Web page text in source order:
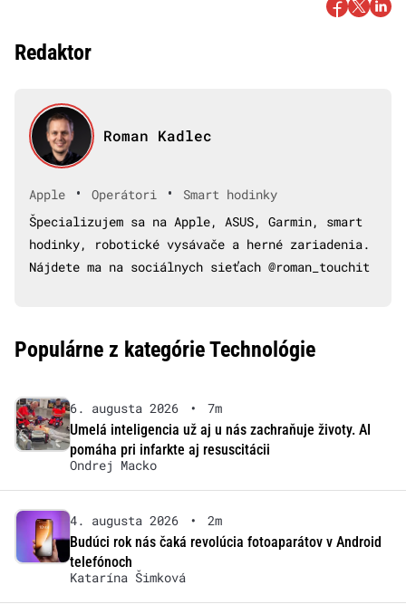
Redaktor
Roman Kadlec
Apple • Operátori •
Smart hodinky
Špecializujem sa na Apple, ASUS, Garmin, smart
hodinky, robotické vysávače a herné zariadenia.
Nájdete ma na sociálnych sieťach @roman_touchit
Populárne z kategórie Technológie
6. augusta 2026 •
7m
Umelá inteligencia už aj u nás zachraňuje životy. AI
pomáha pri infarkte aj resuscitácii
Ondrej Macko
4. augusta 2026 •
2m
Budúci rok nás čaká revolúcia fotoaparátov v Android
telefónoch
Katarína Šimková